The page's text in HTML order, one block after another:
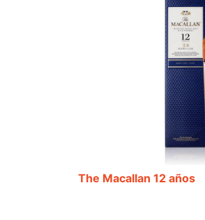
The Macallan 12 años